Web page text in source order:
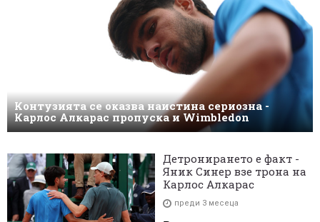
Контузията се оказва наистина сериозна -
Карлос Алкарас пропуска и Wimbledon
Детронирането е факт -
Яник Синер взе трона на
Карлос Алкарас
преди 3 месеца